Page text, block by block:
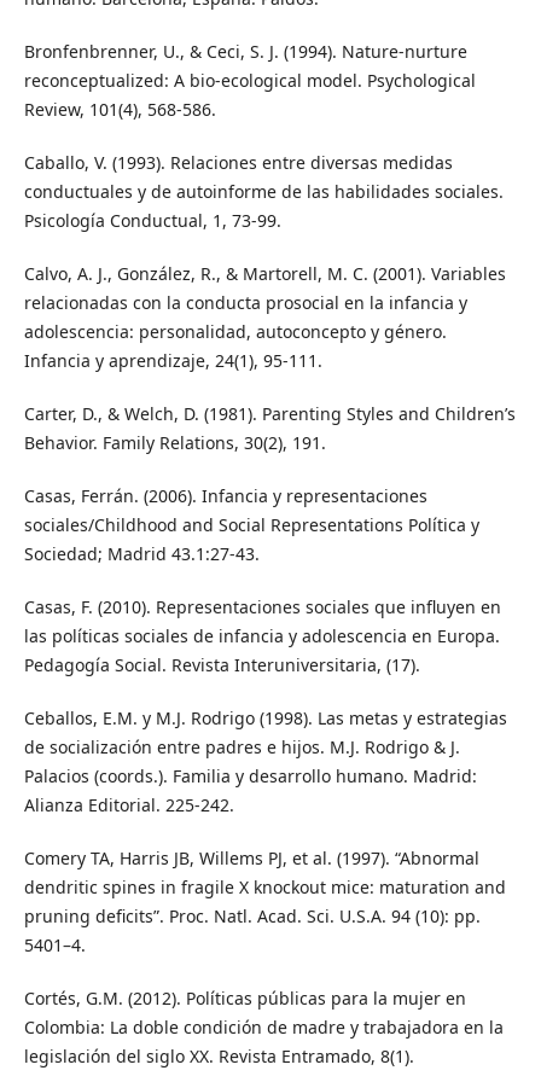
Bronfenbrenner, U., & Ceci, S. J. (1994). Nature-nurture
reconceptualized: A bio-ecological model. Psychological
Review, 101(4), 568-586.
Caballo, V. (1993). Relaciones entre diversas medidas
conductuales y de autoinforme de las habilidades sociales.
Psicología Conductual, 1, 73-99.
Calvo, A. J., González, R., & Martorell, M. C. (2001). Variables
relacionadas con la conducta prosocial en la infancia y
adolescencia: personalidad, autoconcepto y género.
Infancia y aprendizaje, 24(1), 95-111.
Carter, D., & Welch, D. (1981). Parenting Styles and Children’s
Behavior. Family Relations, 30(2), 191.
Casas, Ferrán. (2006). Infancia y representaciones
sociales/Childhood and Social Representations Política y
Sociedad; Madrid 43.1:27-43.
Casas, F. (2010). Representaciones sociales que influyen en
las políticas sociales de infancia y adolescencia en Europa.
Pedagogía Social. Revista Interuniversitaria, (17).
Ceballos, E.M. y M.J. Rodrigo (1998). Las metas y estrategias
de socialización entre padres e hijos. M.J. Rodrigo & J.
Palacios (coords.). Familia y desarrollo humano. Madrid:
Alianza Editorial. 225-242.
Comery TA, Harris JB, Willems PJ, et al. (1997). “Abnormal
dendritic spines in fragile X knockout mice: maturation and
pruning deficits”. Proc. Natl. Acad. Sci. U.S.A. 94 (10): pp.
5401–4.
Cortés, G.M. (2012). Políticas públicas para la mujer en
Colombia: La doble condición de madre y trabajadora en la
legislación del siglo XX. Revista Entramado, 8(1).